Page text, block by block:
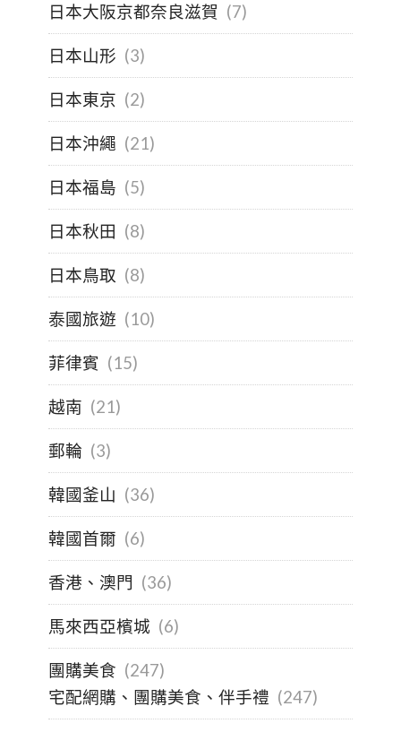
日本大阪京都奈良滋賀 (7)
日本山形 (3)
日本東京 (2)
日本沖繩 (21)
日本福島 (5)
日本秋田 (8)
日本鳥取 (8)
泰國旅遊 (10)
菲律賓 (15)
越南 (21)
郵輪 (3)
韓國釜山 (36)
韓國首爾 (6)
香港、澳門 (36)
馬來西亞檳城 (6)
團購美食 (247)
宅配網購、團購美食、伴手禮 (247)